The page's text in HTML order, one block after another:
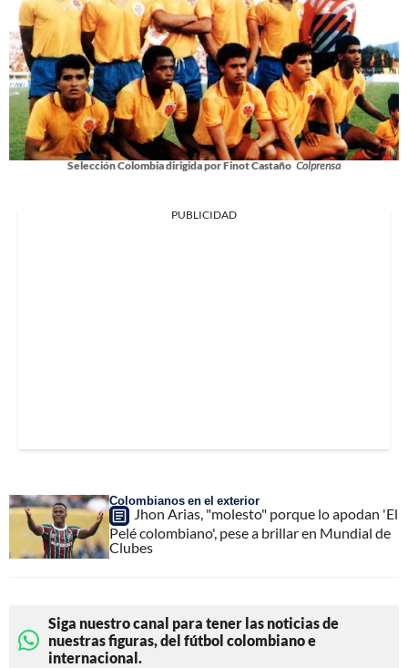
Selección Colombia dirigida por Finot Castaño Colprensa
PUBLICIDAD
Colombianos en el exterior
Jhon Arias, "molesto" porque lo apodan 'El
Pelé colombiano', pese a brillar en Mundial de
Clubes
Siga nuestro canal para tener las noticias de
nuestras figuras, del fútbol colombiano e
internacional.